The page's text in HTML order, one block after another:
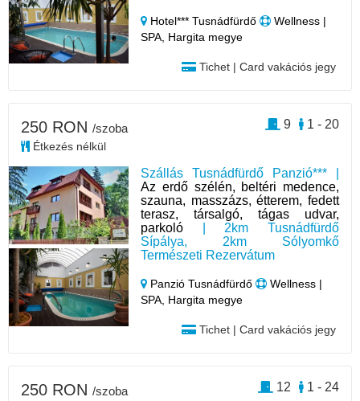
Hotel*** Tusnádfürdő
Wellness |
SPA, Hargita megye
Tichet | Card vakációs jegy
Szállás Tusnádfürdő Panzió*** |
Az erdő szélén, beltéri medence,
szauna, masszázs, étterem, fedett
terasz, társalgó, tágas udvar,
parkoló | 2km Tusnádfürdő
Sípálya, 2km Sólyomkő
Természeti Rezervátum
Panzió Tusnádfürdő
Wellness |
SPA, Hargita megye
Tichet | Card vakációs jegy
250 RON /szoba
Étkezés nélkül
1 - 20
9
250 RON /szoba 1 - 24
12